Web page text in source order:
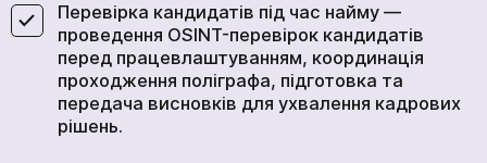
Перевірка кандидатів під час найму —
проведення OSINT-перевірок кандидатів
перед працевлаштуванням, координація
проходження поліграфа, підготовка та
передача висновків для ухвалення кадрових
рішень.